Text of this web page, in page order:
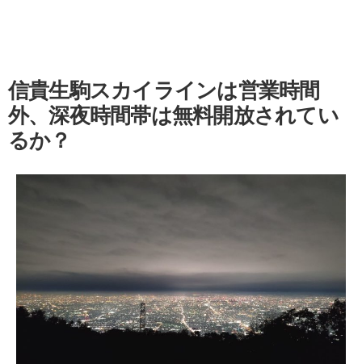
信貴生駒スカイラインは営業時間
外、深夜時間帯は無料開放されてい
るか？